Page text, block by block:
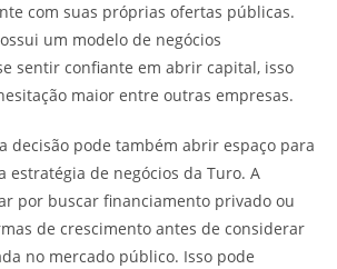
com suas próprias ofertas públicas.
um modelo de negócios
sentir confiante em abrir capital, isso
maior entre outras empresas.
decisão pode também abrir espaço para
estratégia de negócios da Turo. A
por buscar financiamento privado ou
de crescimento antes de considerar
no mercado público. Isso pode